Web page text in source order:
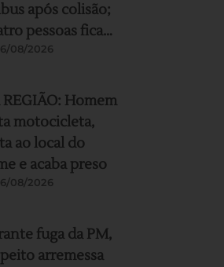
após colisão;
pessoas ficam
08/2026
REGIÃO: Homem
motocicleta,
ao local do
e acaba preso
08/2026
fuga da PM,
arremessa